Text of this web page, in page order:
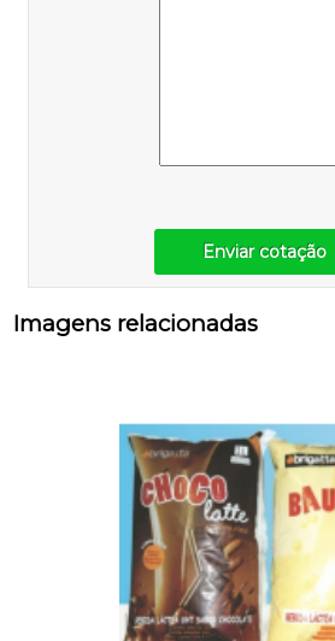
Enviar cotação
Imagens relacionadas